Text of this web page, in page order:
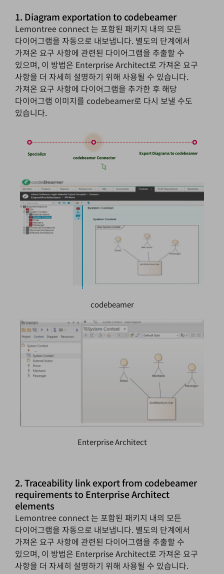
1. Diagram exportation to codebeamer
Lemontree connect는 포함된 패키지 내의 모든
다이어그램을 자동으로 내보냅니다. 별도의 단계에서
가져온 요구 사항에 관련된 다이어그램을 추출할 수
있으며, 이 방법은 Enterprise Architect로 가져온 요구
사항을 더 자세히 설명하기 위해 사용될 수 있습니다.
가져온 요구 사항에 다이어그램을 추가한 후 해당
다이어그램 이미지를 codebeamer로 다시 보낼 수도
있습니다.
codebeamer
Enterprise Architect
2. Traceability link export from codebeamer
requirements to Enterprise Architect
elements
Lemontree connect는 포함된 패키지 내의 모든
다이어그램을 자동으로 내보냅니다. 별도의 단계에서
가져온 요구 사항에 관련된 다이어그램을 추출할 수
있으며, 이 방법은 Enterprise Architect로 가져온 요구
사항을 더 자세히 설명하기 위해 사용될 수 있습니다.